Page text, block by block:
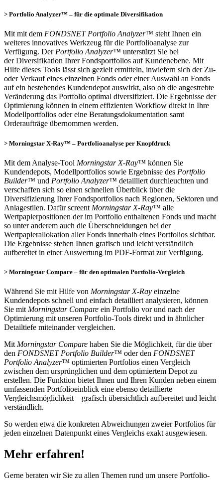
> Portfolio Analyzer™ – für die optimale Diversifikation
Mit mit dem FONDSNET Portfolio Analyzer™ steht Ihnen ein
weiteres innovatives Werkzeug für die Portfolioanalyse zur
Verfügung. DerPortfolio Analyzer™ unterstützt Sie bei
der Diversifikation Ihrer Fondsportfolios auf Kundenebene. Mit
Hilfe dieses Tools lässt sich gezielt ermitteln, inwiefern sich der Zu-
oder Verkauf eines einzelnen Fonds oder einer Auswahl an Fonds
auf ein bestehendes Kundendepot auswirkt, also ob die angestrebte
Veränderung das Portfolio optimal diversifiziert. Die Ergebnisse der
Optimierung können in einem effizienten Workflow direkt in Ihre
Modellportfolios oder eine Beratungsdokumentation samt
Orderaufträge übernommen werden.
> Morningstar X-Ray™ – Portfolioanalyse per Knopfdruck
Mit dem Analyse-Tool Morningstar X-Ray™ können Sie
Kundendepots, Modellportfolios sowie Ergebnisse des Portfolio
Builder™ und Portfolio Analyzer™ detailliert durchleuchten und
verschaffen sich so einen schnellen Überblick über die
Diversifizierung Ihrer Fondsportfolios nach Regionen, Sektoren und
Anlagestilen. Dafür screent Morningstar X-Ray™ alle
Wertpapierpositionen der im Portfolio enthaltenen Fonds und macht
so unter anderem auch die Überschneidungen bei der
Wertpapierallokation aller Fonds innerhalb eines Portfolios sichtbar.
Die Ergebnisse stehen Ihnen grafisch und leicht verständlich
aufbereitet in einer Auswertung im PDF-Format zur Verfügung.
> Morningstar Compare – für den optimalen Portfolio-Vergleich
Während Sie mit Hilfe von Morningstar X-Ray einzelne
Kundendepots schnell und einfach detailliert analysieren, können
Sie mit Morningstar Compare ein Portfolio vor und nach der
Optimierung mit unseren Portfolio-Tools direkt und in ähnlicher
Detailtiefe miteinander vergleichen.
Mit Morningstar Compare haben Sie die Möglichkeit, für die über
den FONDSNET Portfolio Builder™ oder den FONDSNET
Portfolio Analyzer™ optimierten Portfolios einen Vergleich
zwischen dem ursprünglichen und dem optimiertem Depot zu
erstellen. Die Funktion bietet Ihnen und Ihren Kunden neben einem
umfassenden Portfolioeinblick eine ebenso detaillierte
Vergleichsmöglichkeit – grafisch übersichtlich aufbereitet und leicht
verständlich.
So werden etwa die konkreten Abweichungen zweier Portfolios für
jeden einzelnen Datenpunkt eines Vergleichs exakt ausgewiesen.
Mehr erfahren!
Gerne beraten wir Sie zu allen Themen rund um unsere Portfolio-